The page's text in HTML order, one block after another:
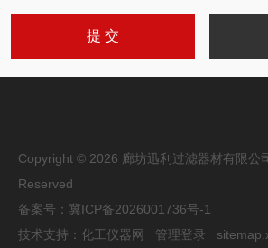
Copyright © 2026 廊坊迅利过滤器材有限公
Reserved
备案号： 冀ICP备2026001736号-1
技术支持： 化工仪器网 管理登录